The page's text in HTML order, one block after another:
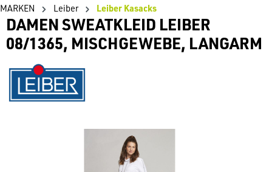
MARKEN Leiber Leiber Kasacks
DAMEN SWEATKLEID LEIBER
08/1365, MISCHGEWEBE, LANGARM